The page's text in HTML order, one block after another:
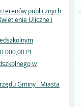
terenów publicznych
Uliczne i
000,00 PL
w
Gminy i Miasta